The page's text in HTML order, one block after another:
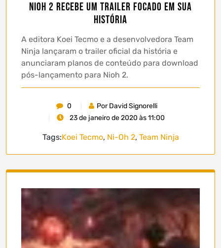
Nioh 2 recebe um trailer focado em sua
história
A editora Koei Tecmo e a desenvolvedora Team
Ninja lançaram o trailer oficial da história e
anunciaram planos de conteúdo para download
pós-lançamento para Nioh 2.
0
Por David Signorelli
23 de janeiro de 2020 às 11:00
Tags:Koei Tecmo, Ni-Oh 2, Team Ninja